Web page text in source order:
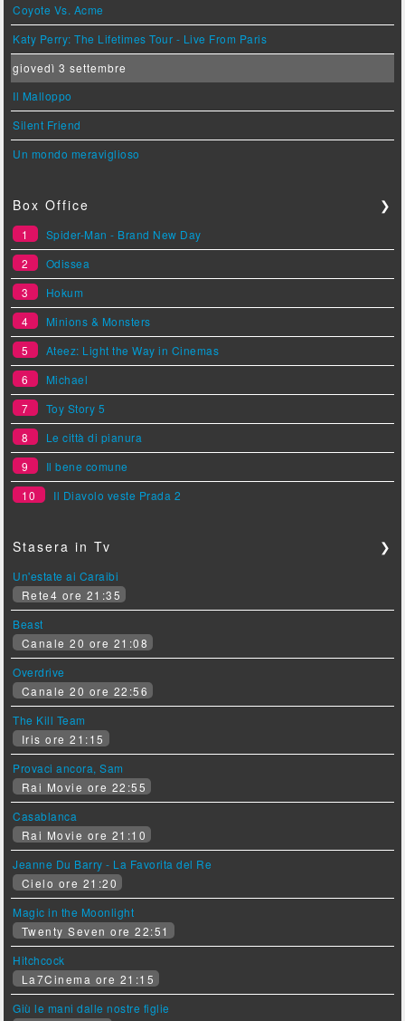
Coyote Vs. Acme
Katy Perry: The Lifetimes Tour - Live From Paris
giovedì 3 settembre
Il Malloppo
Silent Friend
Un mondo meraviglioso
Box Office ❯
1
Spider-Man - Brand New Day
2
Odissea
3
Hokum
4
Minions & Monsters
5
Ateez: Light the Way in Cinemas
6
Michael
7
Toy Story 5
8
Le città di pianura
9
Il bene comune
10
Il Diavolo veste Prada 2
Stasera in Tv ❯
Un'estate ai Caraibi
Rete4 ore 21:35
Beast
Canale 20 ore 21:08
Overdrive
Canale 20 ore 22:56
The Kill Team
Iris ore 21:15
Provaci ancora, Sam
Rai Movie ore 22:55
Casablanca
Rai Movie ore 21:10
Jeanne Du Barry - La Favorita del Re
Cielo ore 21:20
Magic in the Moonlight
Twenty Seven ore 22:51
Hitchcock
La7Cinema ore 21:15
Giù le mani dalle nostre figlie